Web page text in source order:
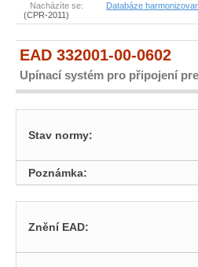
Nacházíte se: Databáze
(CPR-2011)
EAD 332001-00-0602
Upínací systém pro připojení
Stav normy:
Poznámka:
Znění EAD: